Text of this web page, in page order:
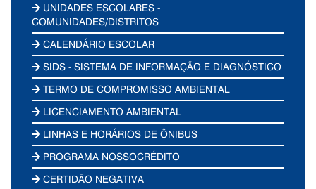
UNIDADES ESCOLARES -
COMUNIDADES/DISTRITOS
CALENDÁRIO ESCOLAR
SIDS - SISTEMA DE INFORMAÇÃO E DIAGNÓSTICO
TERMO DE COMPROMISSO AMBIENTAL
LICENCIAMENTO AMBIENTAL
LINHAS E HORÁRIOS DE ÔNIBUS
PROGRAMA NOSSOCRÉDITO
CERTIDÃO NEGATIVA